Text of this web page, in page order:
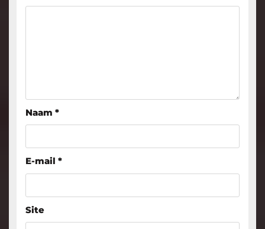
Naam *
E-mail *
Site